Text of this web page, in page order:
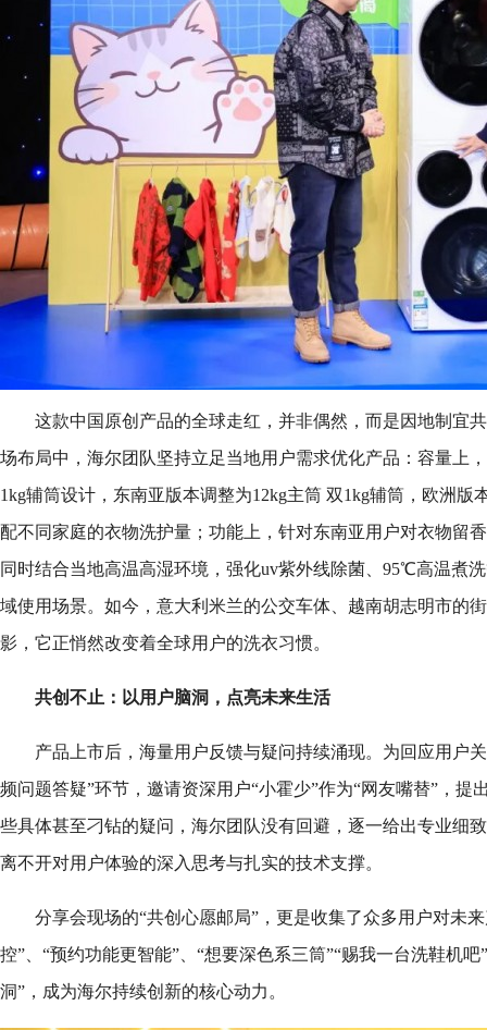
这款中国原创产品的全球走红，并非偶然，而是因地制宜
场布局中，海尔团队坚持立足当地用户需求优化产品：容量上
1kg辅筒设计，东南亚版本调整为12kg主筒 双1kg辅筒，欧洲版
配不同家庭的衣物洗护量；功能上，针对东南亚用户对衣物留
同时结合当地高温高湿环境，强化uv紫外线除菌、95℃高温煮
域使用场景。如今，意大利米兰的公交车体、越南胡志明市的
影，它正悄然改变着全球用户的洗衣习惯。
共创不止：以用户脑洞，点亮未来生活
产品上市后，海量用户反馈与疑问持续涌现。为回应用户
频问题答疑”环节，邀请资深用户“小霍少”作为“网友嘴替”，提
些具体甚至刁钻的疑问，海尔团队没有回避，逐一给出专业细
离不开对用户体验的深入思考与扎实的技术支撑。
分享会现场的“共创心愿邮局”，更是收集了众多用户对未
控”、“预约功能更智能”、“想要深色系三筒”“赐我一台洗鞋机
洞”，成为海尔持续创新的核心动力。